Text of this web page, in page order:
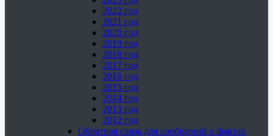
2022 год
2021 год
2020 год
2019 год
2018 год
2017 год
2016 год
2015 год
2014 год
2013 год
2012 год
Обратная связь для сообщений о фактах